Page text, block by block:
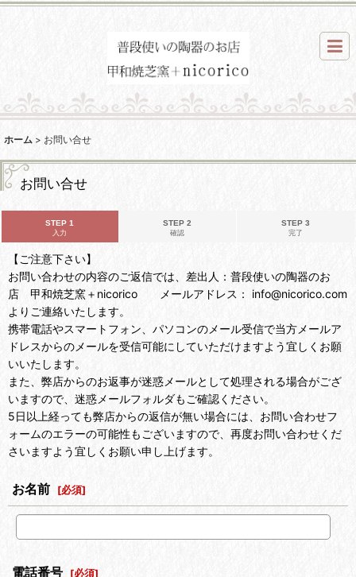
ホーム > お問い合せ
お問い合せ
STEP 1
入力
STEP 2
確認
STEP 3
完了
【ご注意下さい】
お問い合わせの内容のご返信では、差出人：普段使いの陶器のお
店 甲和焼芝窯＋nicorico メールアドレス： info@nicorico.com
よりご連絡いたします。
携帯電話やスマートフォン、パソコンのメール受信で当方メールア
ドレスからのメールを受信可能にしていただけますよう宜しくお願
いいたします。
また、弊店からのお返事が迷惑メールとして処理される場合がござ
いますので、迷惑メールフォルダもご確認ください。
5日以上経っても弊店からの返信が無い場合には、お問い合わせフ
ォームのエラーの可能性もございますので、再度お問い合わせくだ
さいますよう宜しくお願い申し上げます。
お名前 [必須]
電話番号 [必須]